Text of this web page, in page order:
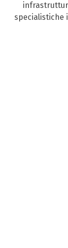
specialistiche